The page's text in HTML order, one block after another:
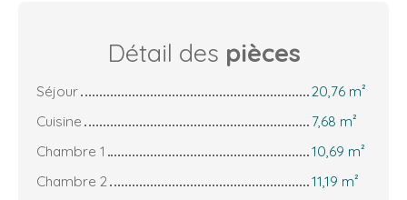
Détail des pièces
Séjour
20,76 m²
Cuisine
7,68 m²
Chambre 1
10,69 m²
Chambre 2
11,19 m²